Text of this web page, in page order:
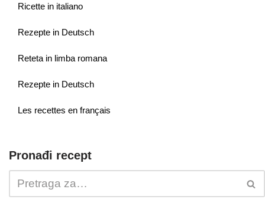
Ricette in italiano
Rezepte in Deutsch
Reteta in limba romana
Rezepte in Deutsch
Les recettes en français
Pronađi recept